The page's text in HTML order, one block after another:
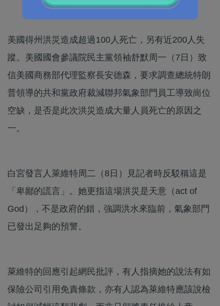
美國得州洪災造成超過100人死亡，另有近200人失
蹤。美國國會參議院民主黨領袖舒默周一（7日）致
信美國商務部代理監察長安德森，要求調查總統特朗
普領導的共和黨政府裁減聯邦氣象部門員工導致崗位
空缺，是否是此次洪災造成大量人員死亡的原因之
一。
白宮發言人萊維特周二（8日）見記者時反駁稱這是
「卑鄙的謊言」。她更指這場洪災是天意（act of
God），不是政府的錯，強調洪水來臨前，氣象部門
已發出足夠的預警。
萊維特的回應引起網民批評，有人指摘她的說法有如
保險公司引用免責條款，亦有人認為萊維特應該說檢